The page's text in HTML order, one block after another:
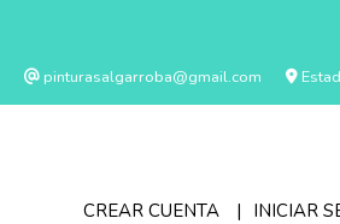
pinturasalgarroba@gmail.com
CREAR CUENTA INICIAR